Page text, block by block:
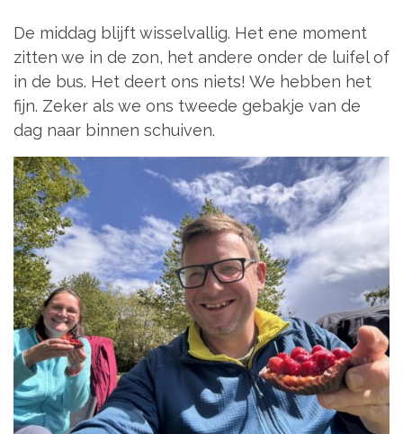
De middag blijft wisselvallig. Het ene moment
zitten we in de zon, het andere onder de luifel of
in de bus. Het deert ons niets! We hebben het
fijn. Zeker als we ons tweede gebakje van de
dag naar binnen schuiven.